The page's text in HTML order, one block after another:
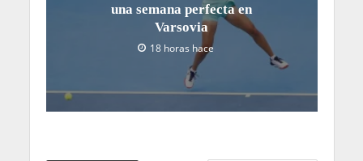
una semana perfecta en
Varsovia
18 horas hace